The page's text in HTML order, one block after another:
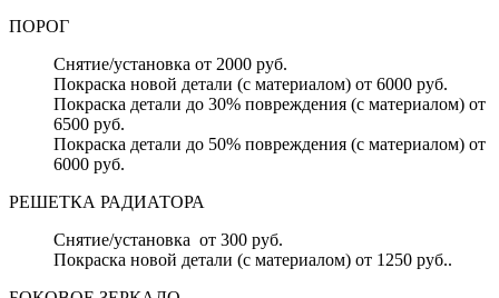
ПОРОГ
Снятие/установка от 2000 руб.
Покраска новой детали (с материалом) от 6000 руб.
Покраска детали до 30% повреждения (с материалом) от
6500 руб.
Покраска детали до 50% повреждения (с материалом) от
6000 руб.
РЕШЕТКА РАДИАТОРА
Снятие/установка от 300 руб.
Покраска новой детали (с материалом) от 1250 руб..